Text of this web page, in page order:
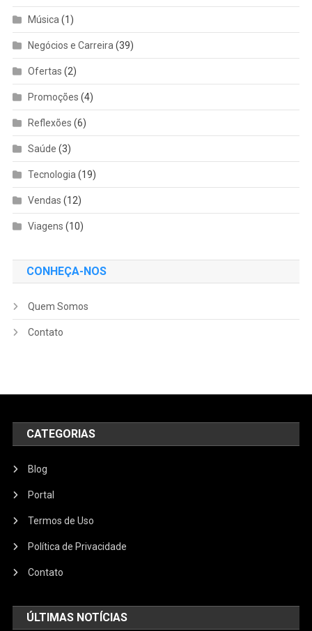
Música (1)
Negócios e Carreira (39)
Ofertas (2)
Promoções (4)
Reflexões (6)
Saúde (3)
Tecnologia (19)
Vendas (12)
Viagens (10)
CONHEÇA-NOS
Quem Somos
Contato
CATEGORIAS
Blog
Portal
Termos de Uso
Política de Privacidade
Contato
ÚLTIMAS NOTÍCIAS